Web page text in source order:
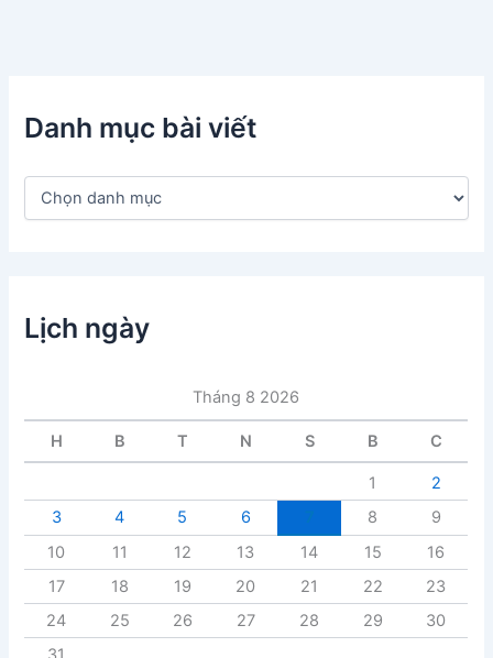
Danh mục bài viết
D
c
b
i
Lịch ngày
Tháng 8 2026
H B T N S B C
1
2
3
4 5 6 8
9
10
11 12 13 14 15
16
17
18 19 20 21 22
23
24
25 26 27 28 29
30